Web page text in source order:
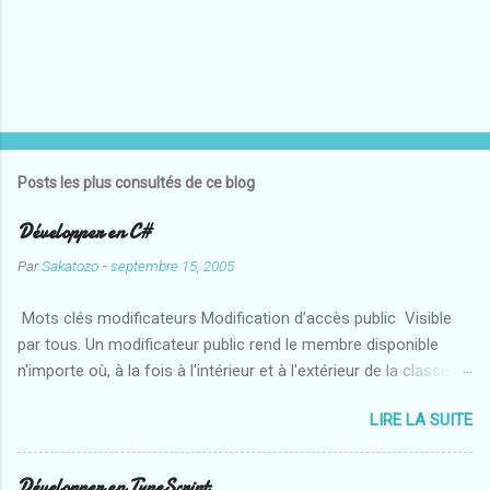
Posts les plus consultés de ce blog
Développer en C#
ParSakatozo -septembre 15, 2005
Mots clés modificateurs Modification d’accès public Visible
par tous. Un modificateur public rend le membre disponible
n'importe où, à la fois à l'intérieur et à l'extérieur de la classe.
modificateur protected indique que l'accès est limité à
l'intérieur de la classe conteneur ou des classent qui en
dérivent. private Visible uniquement à l'intérieur de la classe
LIRE LA SUITE